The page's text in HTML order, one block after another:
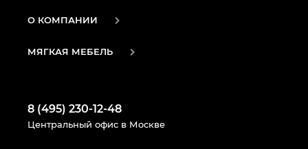
О КОМПАНИИ
МЯГКАЯ МЕБЕЛЬ
8 (495) 230-12-48
Центральный офис в Москве